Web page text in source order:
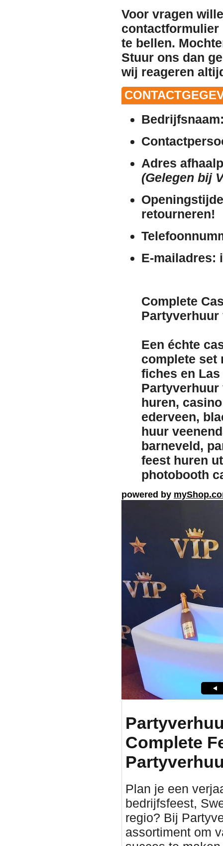
Voor vragen
contactformulier
te bellen.
Stuur ons dan
wij reageren
Adres
(Gelegen bij
retourneren!
E-mailadres:
Complete
Partyverhuur
Een échte
complete set
fiches en
Partyverhuur
huren,
ederveen,
huur
barneveld,
feest huren
photobooth
powered by
Complete
Plan je een
bedrijfsfeest,
regio? Bij
assortiment om